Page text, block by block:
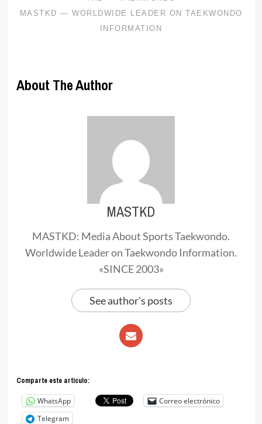
About The Author
MASTKD
MASTKD: Media About Sports Taekwondo.
Worldwide Leader on Taekwondo Information.
«SINCE 2003»
See author's posts
Comparte este articulo:
WhatsApp
Correo electrónico
Telegram